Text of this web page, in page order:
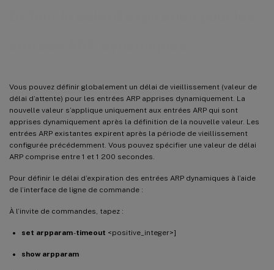
Vous pouvez définir globalement un délai de vieillissement (valeur de
délai d’attente) pour les entrées ARP apprises dynamiquement. La
nouvelle valeur s’applique uniquement aux entrées ARP qui sont
apprises dynamiquement après la définition de la nouvelle valeur. Les
entrées ARP existantes expirent après la période de vieillissement
configurée précédemment. Vous pouvez spécifier une valeur de délai
ARP comprise entre 1 et 1 200 secondes.
Pour définir le délai d’expiration des entrées ARP dynamiques à l’aide
de l’interface de ligne de commande :
À l’invite de commandes, tapez :
set arpparam-timeout <positive_integer>]
show arpparam